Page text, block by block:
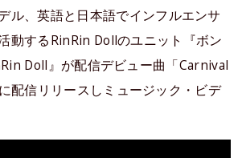
ル、英語と日本語でインフルエンサ
動するRinRin Dollのユニット『ボン
Doll』が配信デビュー曲「Carnival
配信リリースしミュージック・ビデ